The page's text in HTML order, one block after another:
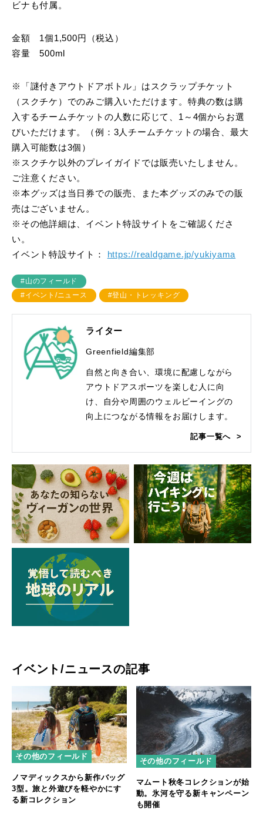
ビナも付属。
金額 1個1,500円（税込）
容量 500ml
※「謎付きアウトドアボトル」はスクラップチケット
（スクチケ）でのみご購入いただけます。特典の数は購
入するチームチケットの人数に応じて、1～4個からお選
びいただけます。（例：3人チームチケットの場合、最大
購入可能数は3個）
※スクチケ以外のプレイガイドでは販売いたしません。
ご注意ください。
※本グッズは当日券での販売、また本グッズのみでの販
売はございません。
※その他詳細は、イベント特設サイトをご確認くださ
い。
イベント特設サイト：
https://realdgame.jp/yukiyama
#山のフィールド
#イベント/ニュース
#登山・トレッキング
ライター
Greenfield編集部
自然と向き合い、環境に配慮しながら
アウトドアスポーツを楽しむ人に向
け、自分や周囲のウェルビーイングの
向上につながる情報をお届けします。
記事一覧へ
イベント/ニュースの記事
その他のフィールド
ノマディックスから新作バッグ
3型。旅と外遊びを軽やかにす
る新コレクション
その他のフィールド
マムート秋冬コレクションが始
動。氷河を守る新キャンペーン
も開催